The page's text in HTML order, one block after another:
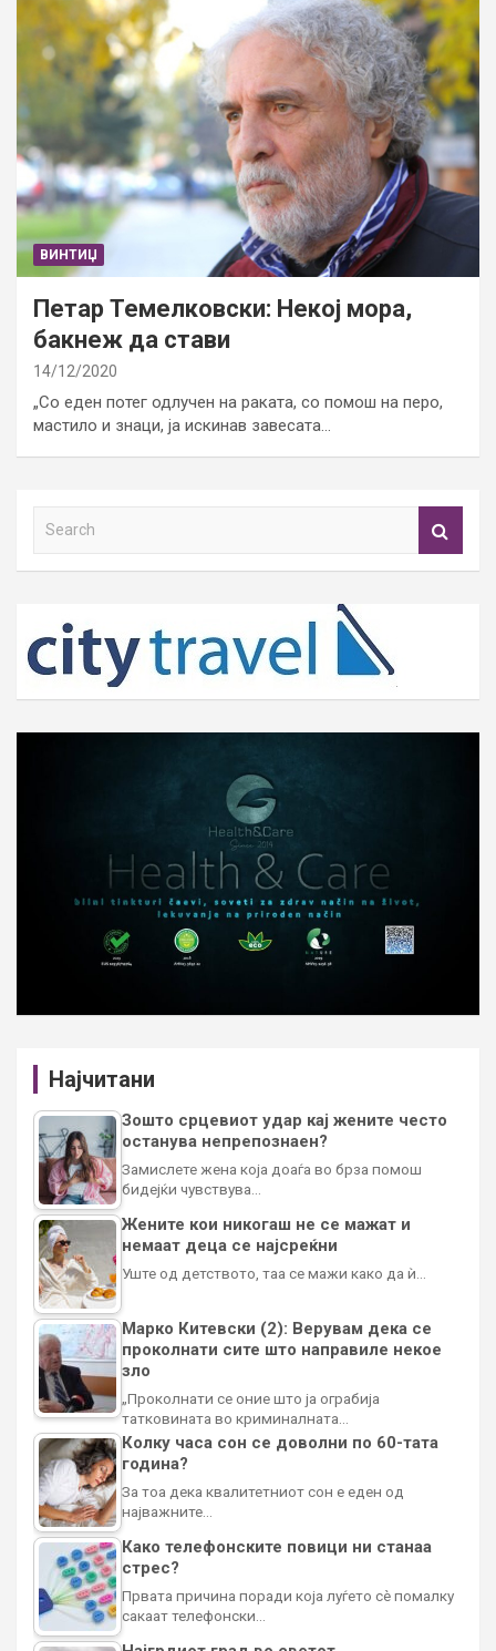
ВИНТИЏ
Петар Темелковски: Некој мора,
бакнеж да стави
14/12/2020
„Со еден потег одлучен на раката, со помош на перо,
мастило и знаци, ја искинав завесата…
h
Најчитани
Зошто срцевиот удар кај жените често
останува непрепознаен?
Замислете жена која доаѓа во брза помош
бидејќи чувствува…
Жените кои никогаш не се мажат и
немаат деца се најсреќни
Уште од детството, таа се мажи како да ѝ…
Марко Китевски (2): Верувам дека се
проколнати сите што направиле некое
зло
„Проколнати се оние што ја ограбија
татковината во криминалната…
Колку часа сон се доволни по 60-тата
година?
За тоа дека квалитетниот сон е еден од
најважните…
Како телефонските повици ни станаа
стрес?
Првата причина поради која луѓето сè помалку
сакаат телефонски…